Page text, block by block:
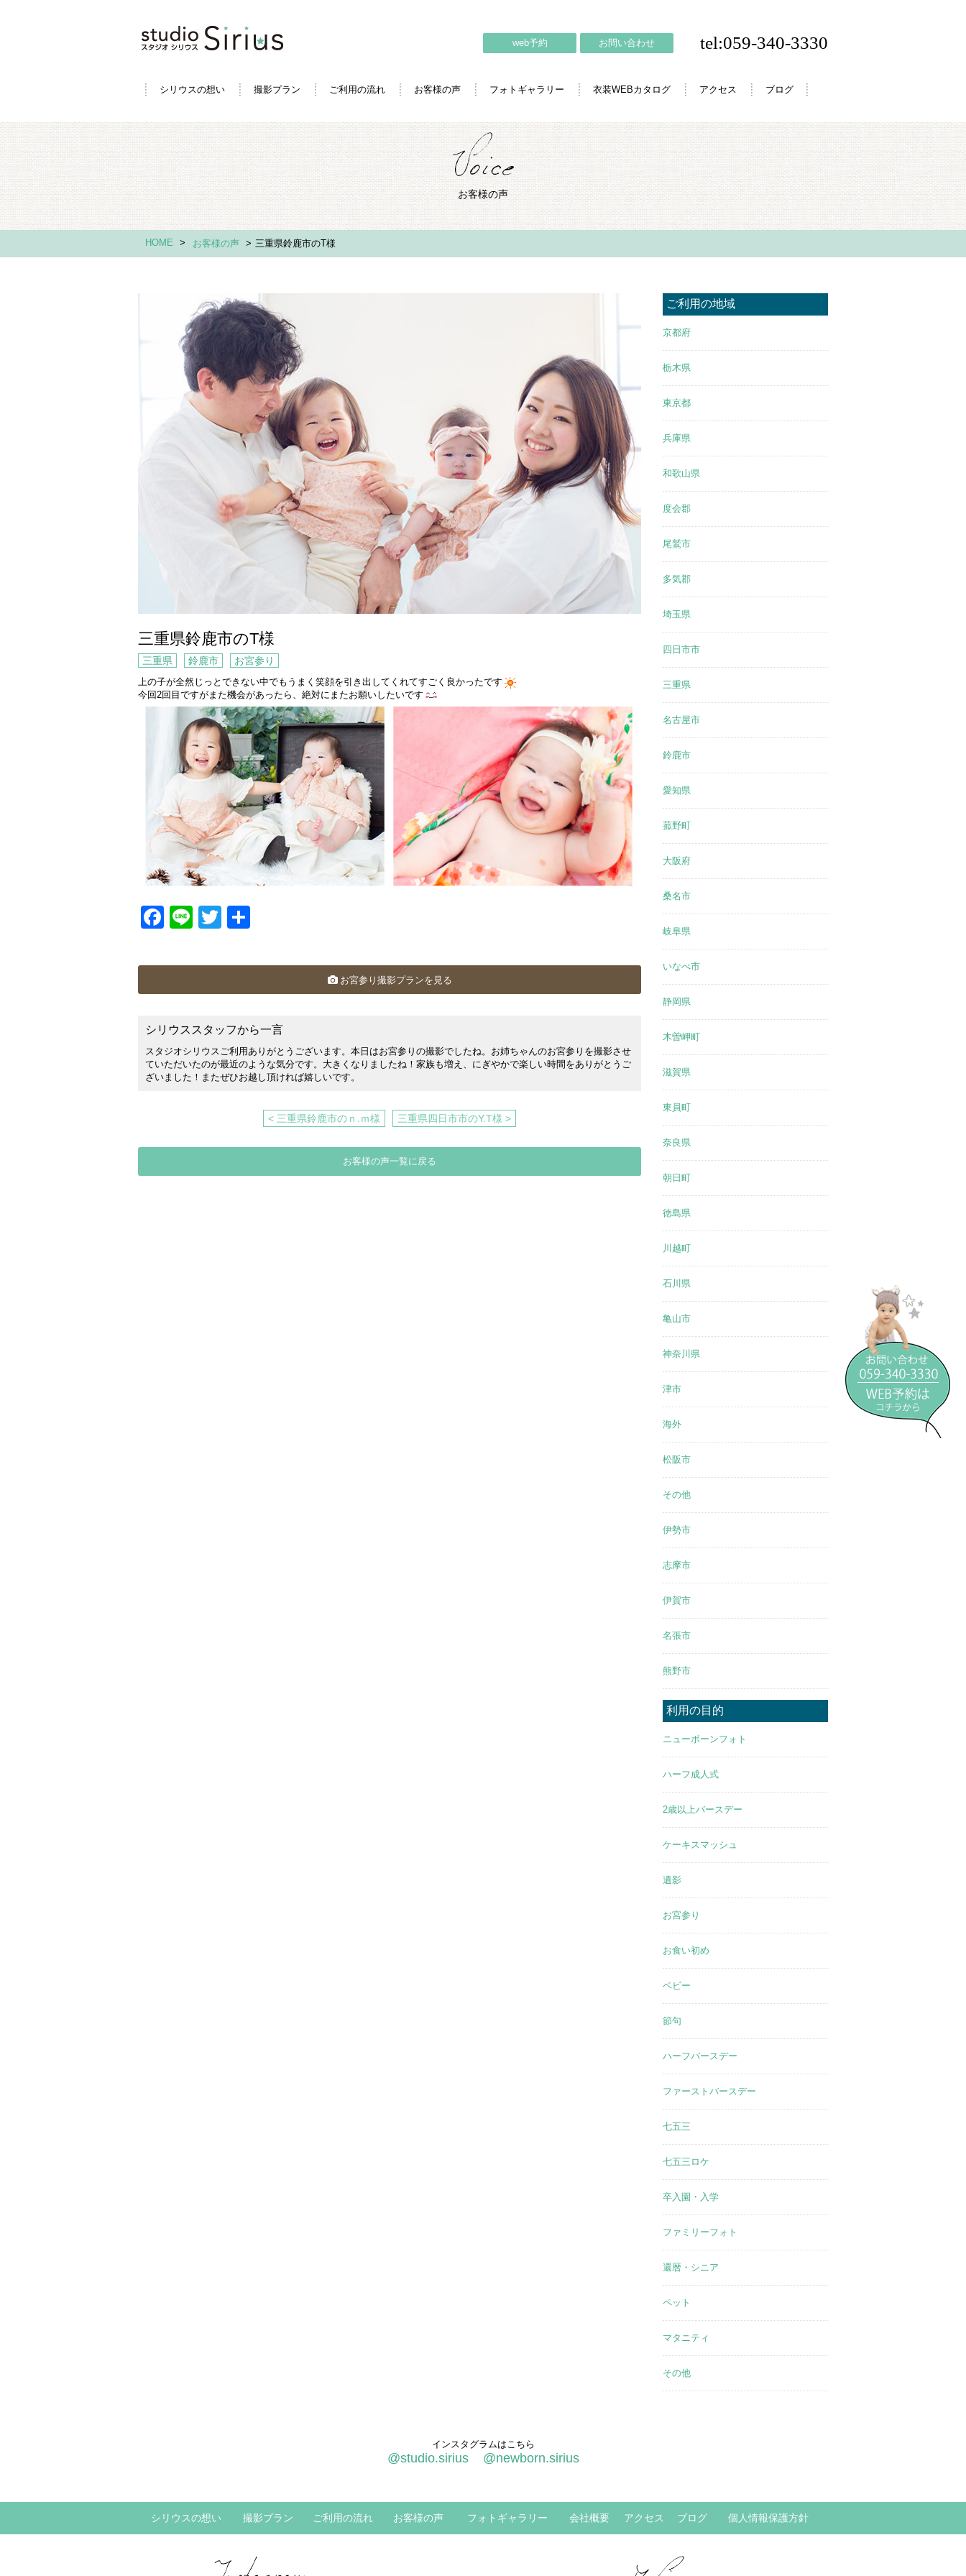
シリウスの想い 撮影プラン ご利用の流れ お客様の声 フォトギャラリー 衣装WEBカタログ アクセス ブログ
web予約 お問い合わせ tel:059-340-3330
お客様の声
HOME > お客様の声 > 三重県鈴鹿市のT様
三重県鈴鹿市のT様
三重県 鈴鹿市 お宮参り
上の子が全然じっとできない中でもうまく笑顔を引き出してくれてすごく良かったです
今回2回目ですがまた機会があったら、絶対にまたお願いしたいです
Facebook
LineTwitter
お宮参り撮影プランを見る
シリウススタッフから一言
スタジオシリウスご利用ありがとうございます。本日はお宮参りの撮影でしたね。お姉ちゃんのお宮参りを撮影させ
ていただいたのが最近のような気分です。大きくなりましたね！家族も増え、にぎやかで楽しい時間をありがとうご
ざいました！またぜひお越し頂ければ嬉しいです。
< 三重県鈴鹿市のｎ.ｍ様 三重県四日市市のY.T様 >
お客様の声一覧に戻る
ご利用の地域
京都府
栃木県
東京都
兵庫県
和歌山県
度会郡
尾鷲市
多気郡
埼玉県
四日市市
三重県
名古屋市
鈴鹿市
愛知県
菰野町
大阪府
桑名市
岐阜県
いなべ市
静岡県
木曽岬町
滋賀県
東員町
奈良県
朝日町
徳島県
川越町
石川県
亀山市
神奈川県
津市
海外
松阪市
その他
伊勢市
志摩市
伊賀市
名張市
熊野市
利用の目的
ニューボーンフォト
ハーフ成人式
2歳以上バースデー
ケーキスマッシュ
遺影
お宮参り
お食い初め
ベビー
節句
ハーフバースデー
ファーストバースデー
七五三
七五三ロケ
卒入園・入学
ファミリーフォト
還暦・シニア
ペット
マタニティ
その他
インスタグラムはこちら
@studio.sirius @newborn.sirius
シリウスの想い 撮影プラン ご利用の流れ お客様の声 フォトギャラリー 会社概要 アクセス ブログ 個人情報保護方針